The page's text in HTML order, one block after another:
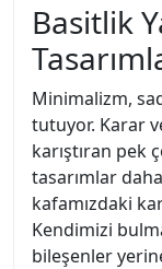
Basitlik
Minimalizm,
tutuyor. Karar
karıştıran pek
tasarımlar
kafamızdaki
Kendimizi
bileşenler